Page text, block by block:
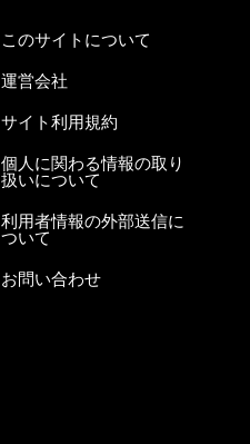
このサイトについて
運営会社
サイト利用規約
個人に関わる情報の取り
扱いについて
利用者情報の外部送信に
ついて
お問い合わせ